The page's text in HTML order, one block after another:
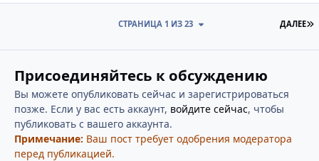
ДАЛЕЕ
СТРАНИЦА 1 ИЗ 23
Присоединяйтесь к обсуждению
Вы можете опубликовать сейчас и зарегистрироваться
позже. Если у вас есть аккаунт, войдите сейчас, чтобы
публиковать с вашего аккаунта.
Примечание: Ваш пост требует одобрения модератора
перед публикацией.